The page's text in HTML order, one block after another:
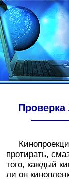
Проверка
протирать,
того, каждый
ли он